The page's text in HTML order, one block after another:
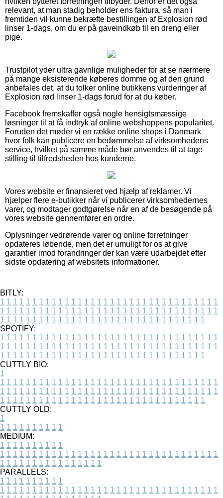
relevant, at man stadig beholder ens faktura, så man i
fremtiden vil kunne bekræfte bestillingen af Explosion rød
linser 1-dags, om du er på gaveindkøb til en dreng eller
pige.
Trustpilot yder ultra gavnlige muligheder for at se nærmere
på mange eksisterende køberes domme og af den grund
anbefales det, at du tolker online butikkens vurderinger af
Explosion rød linser 1-dags forud for at du køber.
Facebook fremskaffer også nogle hensigtsmæssige
løsninger til at få indtryk af online webshoppens popularitet.
Foruden det møder vi en række online shops i Danmark
hvor folk kan publicere en bedømmelse af virksomhedens
service, hvilket på samme måde bør anvendes til at tage
stilling til tilfredsheden hos kunderne.
Vores website er finansieret ved hjælp af reklamer. Vi
hjælper flere e-butikker når vi publicerer virksomhedernes
varer, og modtager godtgørelse når en af de besøgende på
vores website gennemfører en ordre.
Oplysninger vedrørende varer og online forretninger
opdateres løbende, men det er umuligt for os at give
garantier imod forandringer der kan være udarbejdet efter
sidste opdatering af websitets informationer.
BITLY:
1 1 1 1 1 1 1 1 1 1 1 1 1 1 1 1 1 1 1 1 1 1 1 1 1 1 1 1 1 1 1 1 1 1
1 1 1 1 1 1 1 1 1 1 1 1 1 1 1 1 1 1 1 1 1 1 1 1 1 1 1 1 1 1 1 1 1 1
1 1 1 1 1 1 1 1 1 1 1 1 1 1 1 1 1 1 1 1 1 1 1 1 1 1 1 1 1 1 1 1
SPOTIFY:
1 1 1 1 1 1 1 1 1 1 1 1 1 1 1 1 1 1 1 1 1 1 1 1 1 1 1 1 1 1 1 1 1 1
1 1 1 1 1 1 1 1 1 1 1 1 1 1 1 1 1 1 1 1 1 1 1 1 1 1 1 1 1 1 1 1 1 1
1 1 1 1 1 1 1 1 1 1 1 1 1 1 1 1 1 1 1 1 1 1 1 1 1 1 1 1 1 1 1 1
CUTTLY BIO:
1
1 1 1 1 1 1 1 1 1 1 1 1 1 1 1 1 1 1 1 1 1 1 1 1 1 1 1 1 1 1 1 1 1 1
1 1 1 1 1 1 1 1 1 1 1 1 1 1 1 1 1 1 1 1 1 1 1 1 1 1 1 1 1 1 1 1 1 1
1 1 1 1 1 1 1 1 1 1 1 1 1 1 1 1 1 1 1 1 1 1 1 1 1 1 1 1 1 1 1 1
CUTTLY OLD:
1
1 1 1 1 1 1 1 1 1 1
MEDIUM:
1 1 1 1 1 1 1 1 1 1
1 1 1 1 1 1 1 1 1 1 1 1 1 1 1 1 1 1 1 1 1 1 1 1 1 1 1 1 1 1 1 1 1 1
1 1 1 1 1 1 1 1 1 1 1 1 1 1 1 1
PARALLELS:
1 1 1 1 1 1 1 1 1 1
1 1 1 1 1 1 1 1 1 1 1 1 1 1 1 1 1 1 1 1 1 1 1 1 1 1 1 1 1 1 1 1 1 1